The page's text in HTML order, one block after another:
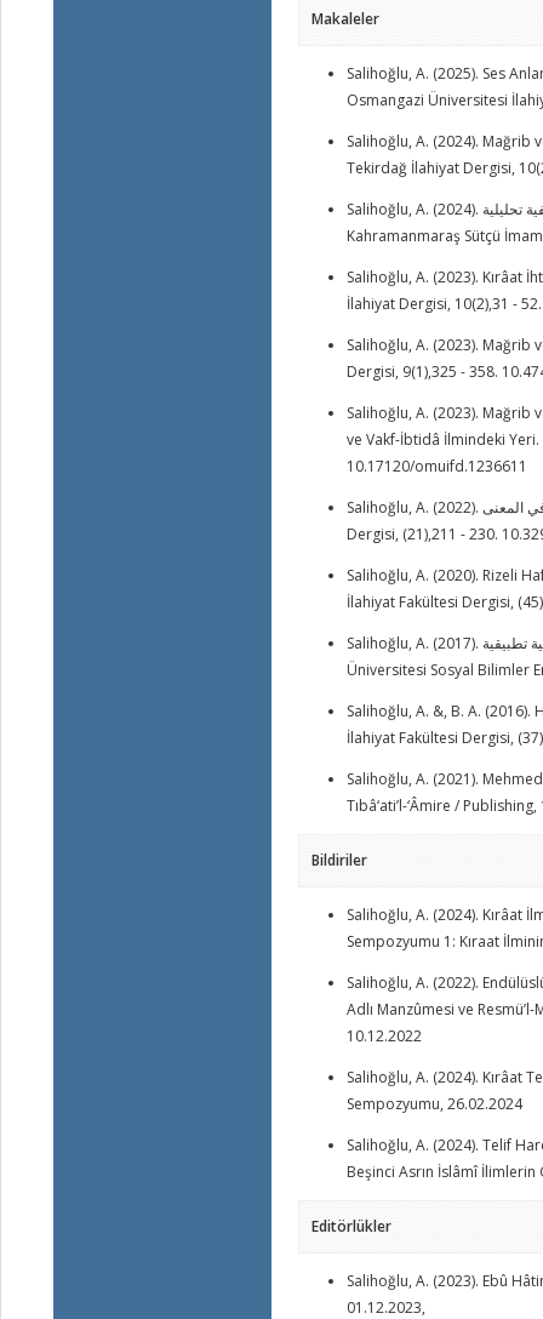
Makaleler
Salihoğlu, A. (2025). Ses
Osmangazi Üniversitesi
Salihoğlu, A. (2024). Mağrib
Tekirdağ İlahiyat Dergisi,
Salihoğlu, A. (2024). نوادر مخطوطات المصاحف المغربية العتيقة في خزائن المكتبات التركية دراسة تاريخية وصفية تحليلية.
Kahramanmaraş Sütçü
Salihoğlu, A. (2023). Kırâat
İlahiyat Dergisi, 10(2),31 -
Salihoğlu, A. (2023). Mağrib
Dergisi, 9(1),325 - 358.
Salihoğlu, A. (2023). Mağrib
ve Vakf-İbtidâ İlmindeki
10.17120/omuifd.1236611
Salihoğlu, A. (2022). الإيحاء الصوتي لأحكام التجويد وأثره في المعنى. Recep Tayyip Erdoğan Üniversitesi İlahiyat Fakültesi
Dergisi, (21),211 - 230.
Salihoğlu, A. (2020). Rizeli
İlahiyat Fakültesi Dergisi,
Salihoğlu, A. (2017). اﻟﻤﻨﮭﺞ اﻻﺳﺘﻘﺮاﺋﻲ ﻋﻨﺪ اﺑﻦ اﻟﺠﺰري ﻓﻲ ﻣﺴﺄﻟﺔ اﻷﺣﺮف اﻟﺴﺒﻌﺔ دراﺳﺔ ﺗﻤﺜﯿﻠﯿﺔ ﺗﻄﺒﯿﻘﯿﺔ. Süleyman Demirel
Üniversitesi Sosyal Bilimler
Salihoğlu, A. &, B. A. (2016).
İlahiyat Fakültesi Dergisi,
Salihoğlu, A. (2021).
Tıbâ‘ati’l-‘Âmire /
Bildiriler
Salihoğlu, A. (2024). Kırâat
Sempozyumu 1: Kıraat
Salihoğlu, A. (2022).
Adlı Manzûmesi ve
10.12.2022
Salihoğlu, A. (2024). Kırâat
Sempozyumu, 26.02.2024
Salihoğlu, A. (2024). Telif
Beşinci Asrın İslâmî
Editörlükler
Salihoğlu, A. (2023). Ebû
01.12.2023,